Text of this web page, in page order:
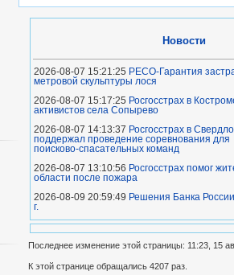
Новости
2026-08-07 15:21:25 РЕСО-Гарантия
метровой скульптуры лося
2026-08-07 15:17:25 Росгосстрах в
активистов села Сопырево
2026-08-07 14:13:37 Росгосстрах в
поддержал проведение соревнования для
поисково‑спасательных команд
2026-08-07 13:10:56 Росгосстрах помог
области после пожара
2026-08-09 20:59:49 Решения Банка
г.
Последнее изменение этой страницы: 11:23, 15
К этой странице обращались 4207 раз.